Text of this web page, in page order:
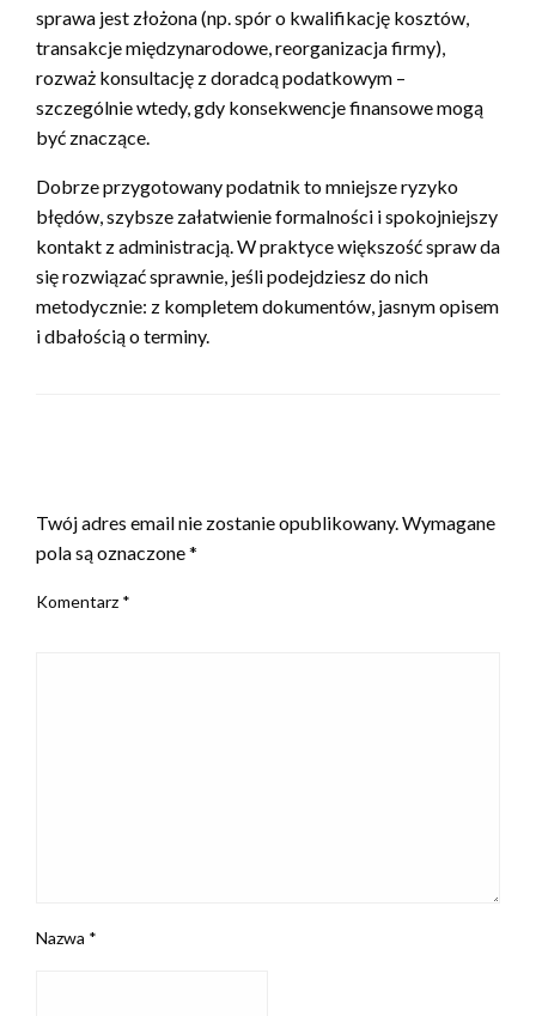
sprawa jest złożona (np. spór o kwalifikację kosztów,
transakcje międzynarodowe, reorganizacja firmy),
rozważ konsultację z doradcą podatkowym –
szczególnie wtedy, gdy konsekwencje finansowe mogą
być znaczące.
Dobrze przygotowany podatnik to mniejsze ryzyko
błędów, szybsze załatwienie formalności i spokojniejszy
kontakt z administracją. W praktyce większość spraw da
się rozwiązać sprawnie, jeśli podejdziesz do nich
metodycznie: z kompletem dokumentów, jasnym opisem
i dbałością o terminy.
Twój adres email nie zostanie opublikowany. Wymagane
pola są oznaczone*
Komentarz *
Nazwa *